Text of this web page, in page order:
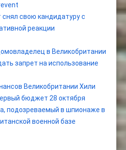
свою кандидатуру с
реакции
в Великобритании
запрет на использование
Великобритании Хили
бюджет 28 октября
подозреваемый в шпионаже в
военной базе